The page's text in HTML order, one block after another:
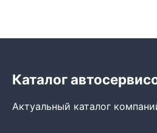
Каталог
Актуальный каталог